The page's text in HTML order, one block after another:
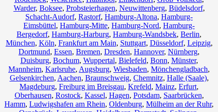
Warder, Boksee, Probsteierhagen, Neuwittenberg, Büdelsdorf,
Schacht-Audorf, Rastorf, Hamburg-Altona, Hamburg-
Eimsbüttel, Hamburg-Mitte, Hamburg-Nord, Hamburg-
Bergedorf, Hamburg-Harburg, Hamburg-Wandsbek, Berlin,
München, Köln, Frankfurt am Main, Stuttgart, Düsseldorf, Leipzig,
Dortmund, Essen, Bremen, Dresden, Hannover, Nürnberg,
Duisburg, Bochum, Wuppertal, Bielefeld, Bonn, Münster,
Mannheim, Karlsruhe, Augsburg, Wiesbaden, Mönchengladbach,
Gelsenkirchen, Aachen, Braunschweig, Chemnitz⁠, Halle (Saale),
Magdeburg, Freiburg im Breisgau, Krefeld, Mainz, Erfurt,
Oberhausen, Rostock, Kassel, Hagen, Potsdam, Saarbrücken,
Hamm, Ludwigshafen am Rhein, Oldenburg, Mülheim an der Ruhr,